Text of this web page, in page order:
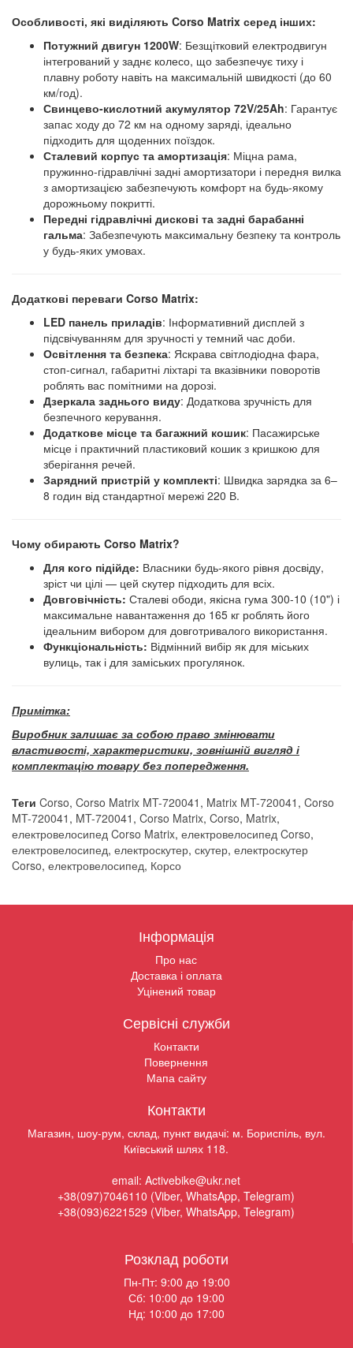
Особливості, які виділяють Corso Matrix серед інших:
Потужний двигун 1200W: Безщітковий електродвигун
інтегрований у заднє колесо, що забезпечує тиху і
плавну роботу навіть на максимальній швидкості (до 60
км/год).
Свинцево-кислотний акумулятор 72V/25Ah: Гарантує
запас ходу до 72 км на одному заряді, ідеально
підходить для щоденних поїздок.
Сталевий корпус та амортизація: Міцна рама,
пружинно-гідравлічні задні амортизатори і передня вилка
з амортизацією забезпечують комфорт на будь-якому
дорожньому покритті.
Передні гідравлічні дискові та задні барабанні
гальма: Забезпечують максимальну безпеку та контроль
у будь-яких умовах.
Додаткові переваги Corso Matrix:
LED панель приладів: Інформативний дисплей з
підсвічуванням для зручності у темний час доби.
Освітлення та безпека: Яскрава світлодіодна фара,
стоп-сигнал, габаритні ліхтарі та вказівники поворотів
роблять вас помітними на дорозі.
Дзеркала заднього виду: Додаткова зручність для
безпечного керування.
Додаткове місце та багажний кошик: Пасажирське
місце і практичний пластиковий кошик з кришкою для
зберігання речей.
Зарядний пристрій у комплекті: Швидка зарядка за 6–
8 годин від стандартної мережі 220 В.
Чому обирають Corso Matrix?
Для кого підійде: Власники будь-якого рівня досвіду,
зріст чи цілі — цей скутер підходить для всіх.
Довговічність: Сталеві ободи, якісна гума 300-10 (10") і
максимальне навантаження до 165 кг роблять його
ідеальним вибором для довготривалого використання.
Функціональність: Відмінний вибір як для міських
вулиць, так і для заміських прогулянок.
Примітка:
Виробник залишає за собою право змінювати
властивості, характеристики, зовнішній вигляд і
комплектацію товару без попередження.
Теги Corso, Corso Matrix MT-720041 , Matrix MT-720041 , Corso
MT-720041 , MT-720041 , Corso Matrix, Corso, Matrix,
електровелосипед Corso Matrix, електровелосипед Corso,
електровелосипед, електроскутер, скутер, електроскутер
Corso, електровелосипед, Корсо
Інформація
Про нас
Доставка і оплата
Уцінений товар
Сервісні служби
Контакти
Повернення
Мапа сайту
Контакти
Магазин, шоу-рум, склад, пункт видачі: м. Бориспіль, вул.
Київський шлях 118.
email: Activebike@ukr.net
+38(097)7046110 (Viber, WhatsApp, Telegram)
+38(093)6221529 (Viber, WhatsApp, Telegram)
Розклад роботи
Пн-Пт: 9:00 до 19:00
Сб: 10:00 до 19:00
Нд: 10:00 до 17:00